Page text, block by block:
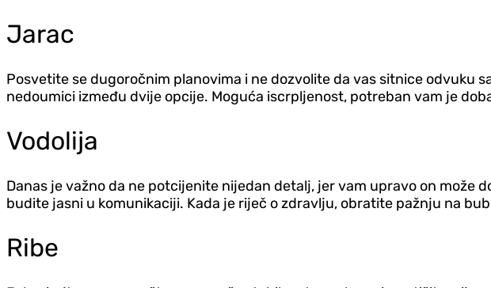
Jarac
Posvetite se dugoročnim planovima i ne dozvolite da vas sitnice odvuku
nedoumici između dvije opcije. Moguća iscrpljenost, potreban vam je
Vodolija
Danas je važno da ne potcijenite nijedan detalj, jer vam upravo on može
budite jasni u komunikaciji. Kada je riječ o zdravlju, obratite pažnju na
Ribe